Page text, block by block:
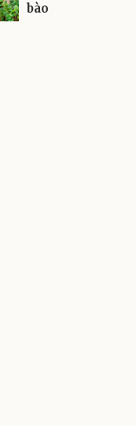
bào